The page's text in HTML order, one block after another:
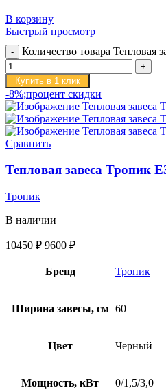
В корзину
Быстрый просмотр
Количество товара Тепловая
Купить в 1 клик
-8%;процент скидки
Сравнить
Тепловая завеса Тропик
Тропик
В наличии
10450₽ 9600 ₽
Бренд Тропик
Ширина завесы, см 60
Цвет Черный
Мощность, кВт 0/1,5/3,0